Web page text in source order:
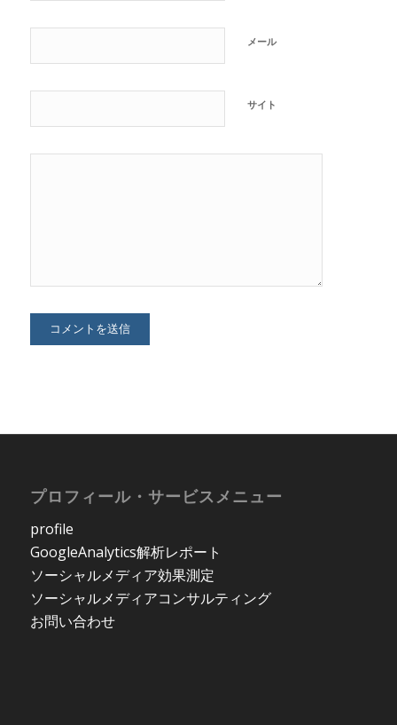
メール
サイト
プロフィール・サービスメニュー
profile
GoogleAnalytics解析レポート
ソーシャルメディア効果測定
ソーシャルメディアコンサルティング
お問い合わせ